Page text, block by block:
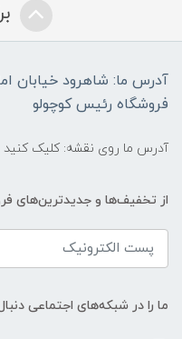
آدرس ما: شاهرود خیابان
فروشگاه رئیس کوچولو
آدرس ما روی نقشه: کلیک کنید
از تخفیف‌ها و جدیدترین‌های
ما را در شبکه‌های اجتماعی